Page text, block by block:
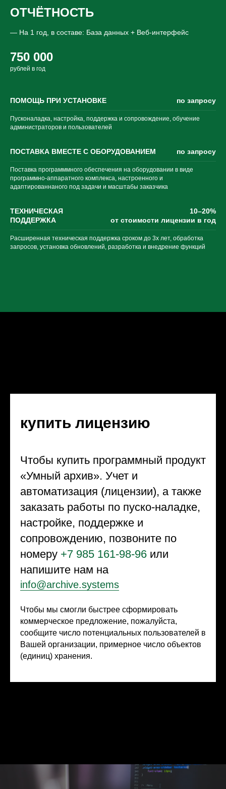
ОТЧЁТНОСТЬ
— На 1 год, в составе: База данных + Веб-интерфейс
750 000
рублей в год
ПОМОЩЬ ПРИ УСТАНОВКЕ по запросу
Пусконаладка, настройка, поддержка и сопровождение, обучение
администраторов и пользователей
ПОСТАВКА ВМЕСТЕ С ОБОРУДОВАНИЕМ по запросу
Поставка программмного обеспечения на оборудовании в виде
программно-аппаратного комплекса, настроенного и
адаптированнаного под задачи и масштабы заказчика
ТЕХНИЧЕСКАЯ
ПОДДЕРЖКА
10–20%
от стоимости лицензии в год
Расширенная техническая поддержка сроком до 3х лет, обработка
запросов, установка обновлений, разработка и внедрение функций
купить лицензию
Чтобы купить программный продукт
«Умный архив». Учет и
автоматизация (лицензии), а также
заказать работы по пуско-наладке,
настройке, поддержке и
сопровождению, позвоните по
номеру +7 985 161-98-96 или
напишите нам на
info@archive.systems
Чтобы мы смогли быстрее сформировать
коммерческое предложение, пожалуйста,
сообщите число потенциальных пользователей в
Вашей организации, примерное число объектов
(единиц) хранения.